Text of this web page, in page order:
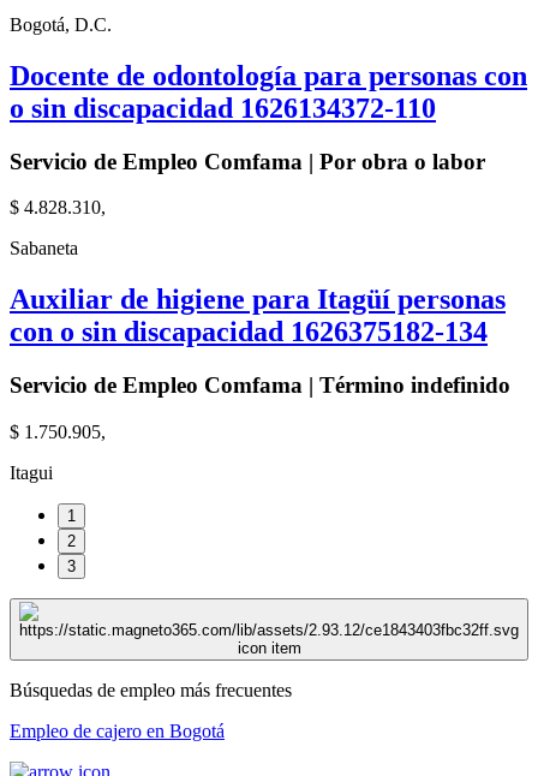
Bogotá, D.C.
Docente de odontología para personas con
o sin discapacidad 1626134372-110
Servicio de Empleo Comfama | Por obra o labor
$ 4.828.310,
Sabaneta
Auxiliar de higiene para Itagüí personas
con o sin discapacidad 1626375182-134
Servicio de Empleo Comfama | Término indefinido
$ 1.750.905,
Itagui
1
2
3
Búsquedas de empleo más frecuentes
Empleo de cajero en Bogotá